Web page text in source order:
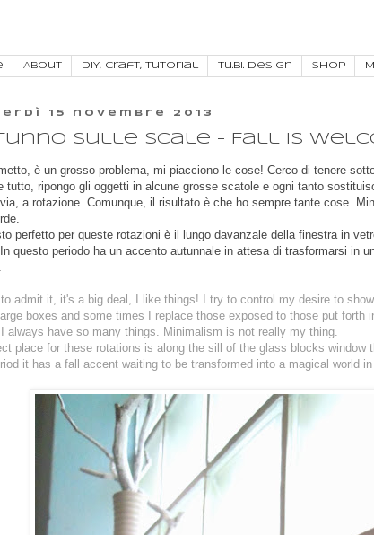
About DIY, craft, tutorial Tu.Bi. Design SHOP
15 novembre 2013
sulle scale - Fall is
è un grosso problema, mi piacciono le cose! Cerco di tenere
tutto, ripongo gli oggetti in alcune grosse scatole e ogni tanto
a rotazione. Comunque, il risultato è che ho sempre tante cose.
perfetto per queste rotazioni è il lungo davanzale della finestra in
questo periodo ha un accento autunnale in attesa di trasformarsi in
admit it, it's a big deal, I like things! I try to control my desire to
boxes and some times I replace those exposed to those put forth
always have so many things. Minimalism is not really my thing.
place for these rotations is along the sill of the glass blocks window
it has a fall accent waiting to be transformed into a magical world in